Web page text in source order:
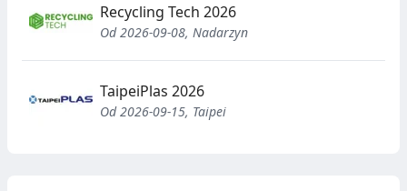
Recycling Tech 2026
Od 2026-09-08, Nadarzyn
TaipeiPlas 2026
Od 2026-09-15, Taipei